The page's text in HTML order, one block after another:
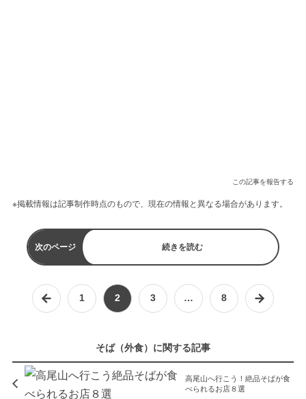
この記事を報告する
※掲載情報は記事制作時点のもので、現在の情報と異なる場合があります。
次のページ 続きを読む
1 2 3 … 8
そば（外食）に関する記事
高尾山へ行こう！絶品そばが食
べられるお店８選